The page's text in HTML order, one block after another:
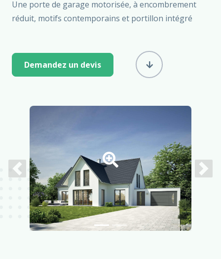
Une porte de garage motorisée, à encombrement
réduit, motifs contemporains et portillon intégré
Demandez un devis
Previous Next